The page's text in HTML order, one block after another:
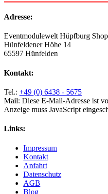
Adresse:
Eventmodulewelt Hüpfburg Shop
Hünfeldener Höhe 14
65597 Hünfelden
Kontakt:
Tel.: +49 (0) 6438 - 5675
Mail: Diese E-Mail-Adresse ist
Anzeige muss JavaScript
Links:
Impressum
Kontakt
Anfahrt
Datenschutz
AGB
Blog